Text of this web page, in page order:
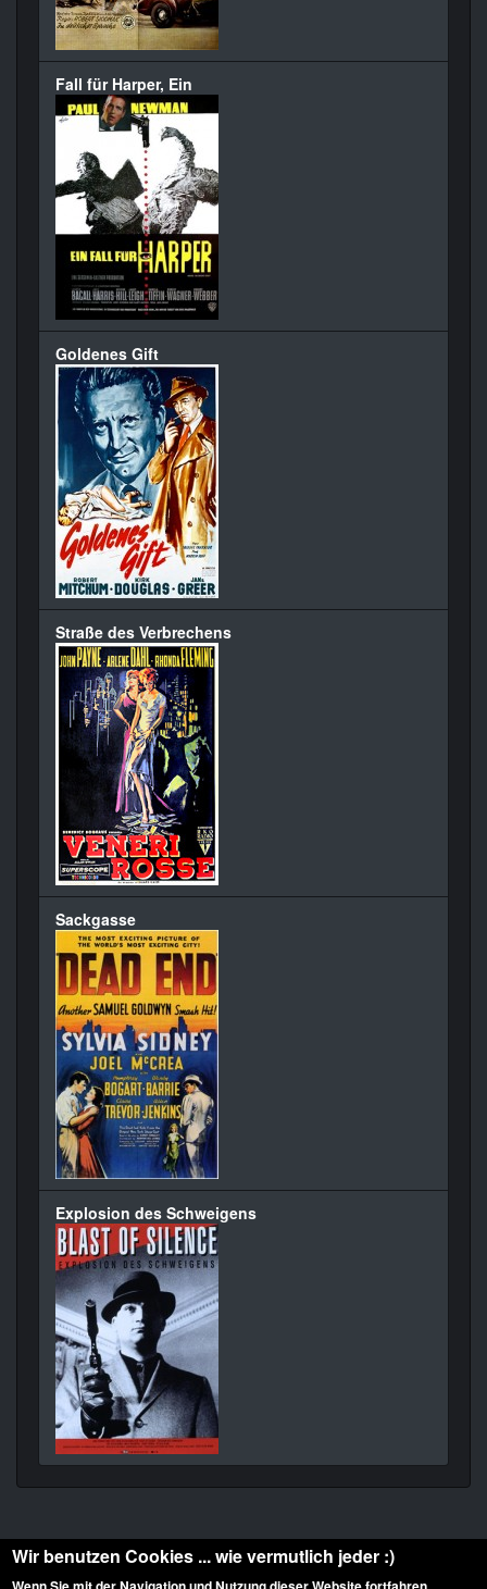
Fall für Harper, Ein
Goldenes Gift
Straße des Verbrechens
Sackgasse
Explosion des Schweigens
Wir benutzen Cookies ... wie vermutlich jeder :)